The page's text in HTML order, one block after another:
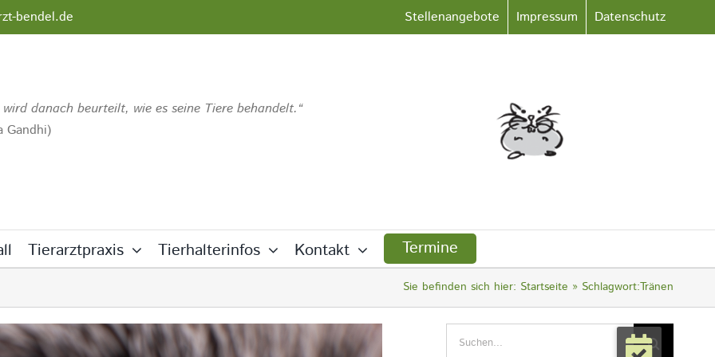
bendel.de Stellenangebote Impressum Datenschutz
danach beurteilt, wie es seine Tiere behandelt.
Gandhi)
Tierarztpraxis Tierhalterinfos Kontakt Termine
Sie befinden sich hier: Startseite Schlagwort:Tränen